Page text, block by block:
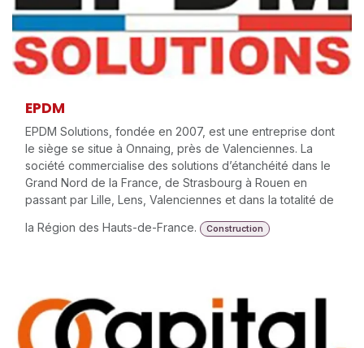
EPDM
EPDM Solutions, fondée en 2007, est une entreprise dont
le siège se situe à Onnaing, près de Valenciennes. La
société commercialise des solutions d’étanchéité dans le
Grand Nord de la France, de Strasbourg à Rouen en
passant par Lille, Lens, Valenciennes et dans la totalité de
la Région des Hauts-de-France.
Construction